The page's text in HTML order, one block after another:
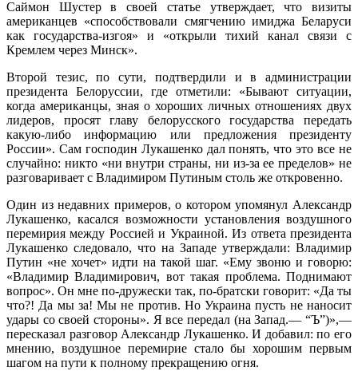
Саймон Шустер в своей статье утверждает, что визиты
американцев «способствовали смягчению имиджа Беларуси
как государства-изгоя» и «открыли тихий канал связи с
Кремлем через Минск».
Второй тезис, по сути, подтвердили и в администрации
президента Белоруссии, где отметили: «Бывают ситуации,
когда американцы, зная о хороших личных отношениях двух
лидеров, просят главу белорусского государства передать
какую-либо информацию или предложения президенту
России». Сам господин Лукашенко дал понять, что это все не
случайно: никто «ни внутри страны, ни из-за ее пределов» не
разговаривает с Владимиром Путиным столь же откровенно.
Один из недавних примеров, о котором упомянул Александр
Лукашенко, касался возможности установления воздушного
перемирия между Россией и Украиной. Из ответа президента
Лукашенко следовало, что на Западе утверждали: Владимир
Путин «не хочет» идти на такой шаг. «Ему звоню и говорю:
«Владимир Владимирович, вот такая проблема. Поднимают
вопрос». Он мне по-дружески так, по-братски говорит: «Да ты
что?! Да мы за! Мы не против. Но Украина пусть не наносит
удары со своей стороны». Я все передал (на Запад.— “Ъ”)»,—
пересказал разговор Александр Лукашенко. И добавил: по его
мнению, воздушное перемирие стало бы хорошим первым
шагом на пути к полному прекращению огня.